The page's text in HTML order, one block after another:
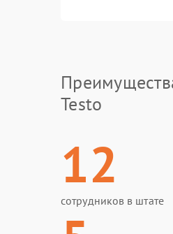
Testo
12
сотрудников в штате